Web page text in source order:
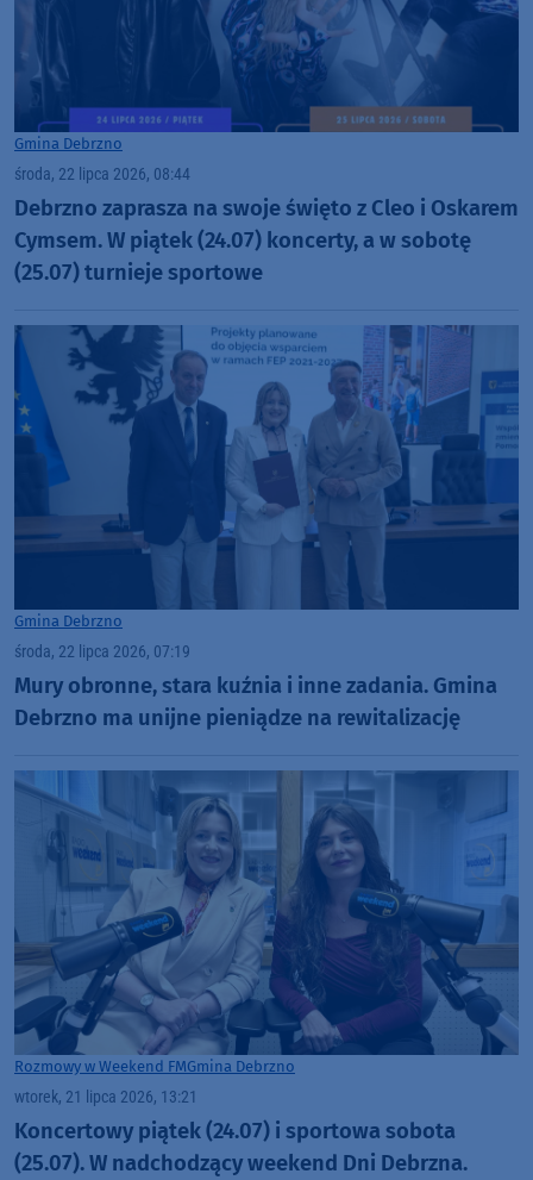
Gmina Debrzno
środa, 22 lipca 2026, 08:44
Debrzno zaprasza na swoje święto z Cleo i Oskarem
Cymsem. W piątek (24.07) koncerty, a w sobotę
(25.07) turnieje sportowe
Gmina Debrzno
środa, 22 lipca 2026, 07:19
Mury obronne, stara kuźnia i inne zadania. Gmina
Debrzno ma unijne pieniądze na rewitalizację
Rozmowy w Weekend FMGmina Debrzno
wtorek, 21 lipca 2026, 13:21
Koncertowy piątek (24.07) i sportowa sobota
(25.07). W nadchodzący weekend Dni Debrzna.